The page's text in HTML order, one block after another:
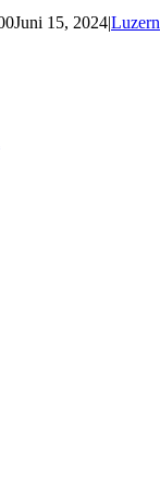
Juni 15, 2024|Luzern